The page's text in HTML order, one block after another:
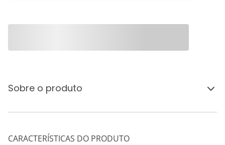
Sobre o produto
CARACTERÍSTICAS DO PRODUTO